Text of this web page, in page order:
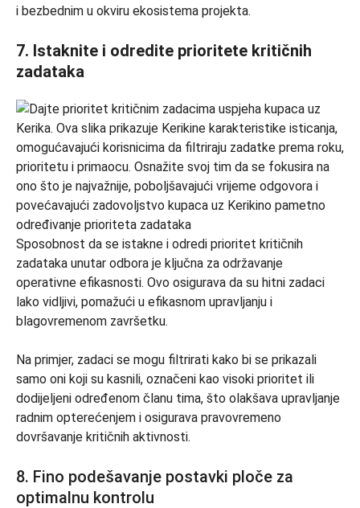
i bezbednim u okviru ekosistema projekta.
7. Istaknite i odredite prioritete kritičnih
zadataka
Sposobnost da se istakne i odredi prioritet kritičnih
zadataka unutar odbora je ključna za održavanje
operativne efikasnosti. Ovo osigurava da su hitni zadaci
lako vidljivi, pomažući u efikasnom upravljanju i
blagovremenom završetku.
Na primjer, zadaci se mogu filtrirati kako bi se prikazali
samo oni koji su kasnili, označeni kao visoki prioritet ili
dodijeljeni određenom članu tima, što olakšava upravljanje
radnim opterećenjem i osigurava pravovremeno
dovršavanje kritičnih aktivnosti.
8. Fino podešavanje postavki ploče za
optimalnu kontrolu